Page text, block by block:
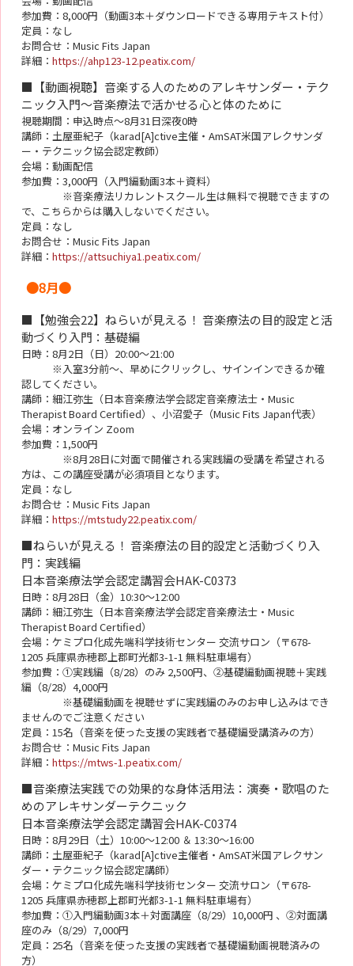
参加費：8,000円（動画3本＋ダウンロードできる専用テキスト付）
定員：なし
お問合せ：Music Fits Japan
詳細： https://ahp123-12.peatix.com/
■【動画視聴】音楽する人のためのアレキサンダー・テク
ニック入門～音楽療法で活かせる心と体のために
視聴期間：申込時点～8月31日深夜0時
講師：土屋亜紀子（karad[A]ctive主催・AmSAT米国アレクサンダ
ー・テクニック協会認定教師）
会場：動画配信
参加費：3,000円（入門編動画3本＋資料）
※音楽療法リカレントスクール生は無料で視聴できますの
で、こちらからは購入しないでください。
定員：なし
お問合せ：Music Fits Japan
詳細： https://attsuchiya1.peatix.com/
●8月●
■【勉強会22】ねらいが見える！ 音楽療法の目的設定と活
動づくり入門：基礎編
日時：8月2日（日）20:00～21:00
※入室3分前～、早めにクリックし、サインインできるか確
認してください。
講師：細江弥生（日本音楽療法学会認定音楽療法士・Music
Therapist Board Certified）、小沼愛子（Music Fits Japan代表）
会場：オンライン Zoom
参加費：1,500円
※8月28日に対面で開催される実践編の受講を希望される
方は、この講座受講が必須項目となります。
定員：なし
お問合せ：Music Fits Japan
詳細： https://mtstudy22.peatix.com/
■ねらいが見える！ 音楽療法の目的設定と活動づくり入
門：実践編
日本音楽療法学会認定講習会HAK-C0373
日時：8月28日（金）10:30～12:00
講師：細江弥生（日本音楽療法学会認定音楽療法士・Music
Therapist Board Certified）
会場：ケミプロ化成先端科学技術センター 交流サロン（〒678-
1205 兵庫県赤穂郡上郡町光都3-1-1 無料駐車場有）
参加費：①実践編（8/28）のみ 2,500円、②基礎編動画視聴＋実践
編（8/28）4,000円
※基礎編動画を視聴せずに実践編のみのお申し込みはでき
ませんのでご注意ください
定員：15名（音楽を使った支援の実践者で基礎編受講済みの方）
お問合せ：Music Fits Japan
詳細： https://mtws-1.peatix.com/
■音楽療法実践での効果的な身体活用法：演奏・歌唱のた
めのアレキサンダーテクニック
日本音楽療法学会認定講習会HAK-C0374
日時：8月29日（土）10:00～12:00 ＆ 13:30～16:00
講師：土屋亜紀子（karad[A]ctive主催者・AmSAT米国アレクサン
ダー・テクニック協会認定講師）
会場：ケミプロ化成先端科学技術センター 交流サロン（〒678-
1205 兵庫県赤穂郡上郡町光都3-1-1 無料駐車場有）
参加費：①入門編動画3本＋対面講座（8/29）10,000円 、②対面講
座のみ（8/29）7,000円
定員：25名（音楽を使った支援の実践者で基礎編動画視聴済みの
方）